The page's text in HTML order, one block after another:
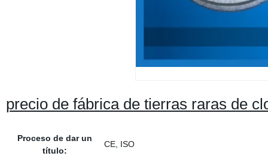
precio de fábrica de tierras raras de
Proceso de dar un
título:
CE, ISO